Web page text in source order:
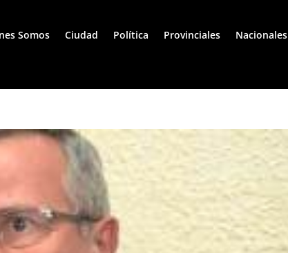
Somos Ciudad Política Provinciales Nacionales